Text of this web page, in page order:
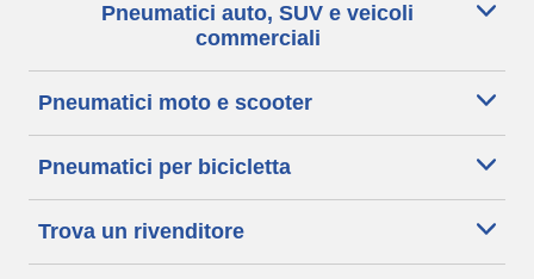
Pneumatici auto, SUV e veicoli
commerciali
Pneumatici moto e scooter
Pneumatici per bicicletta
Trova un rivenditore